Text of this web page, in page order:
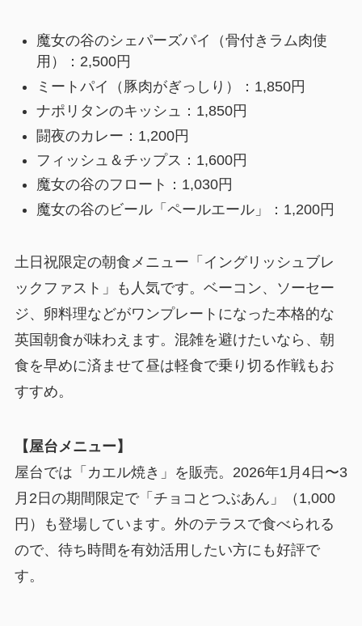
魔女の谷のシェパーズパイ（骨付きラム肉使
用）：2,500円
ミートパイ（豚肉がぎっしり）：1,850円
ナポリタンのキッシュ：1,850円
闘夜のカレー：1,200円
フィッシュ＆チップス：1,600円
魔女の谷のフロート：1,030円
魔女の谷のビール「ペールエール」：1,200円
土日祝限定の朝食メニュー「イングリッシュブレ
ックファスト」も人気です。ベーコン、ソーセー
ジ、卵料理などがワンプレートになった本格的な
英国朝食が味わえます。混雑を避けたいなら、朝
食を早めに済ませて昼は軽食で乗り切る作戦もお
すすめ。
【屋台メニュー】
屋台では「カエル焼き」を販売。2026年1月4日〜3
月2日の期間限定で「チョコとつぶあん」（1,000
円）も登場しています。外のテラスで食べられる
ので、待ち時間を有効活用したい方にも好評で
す。